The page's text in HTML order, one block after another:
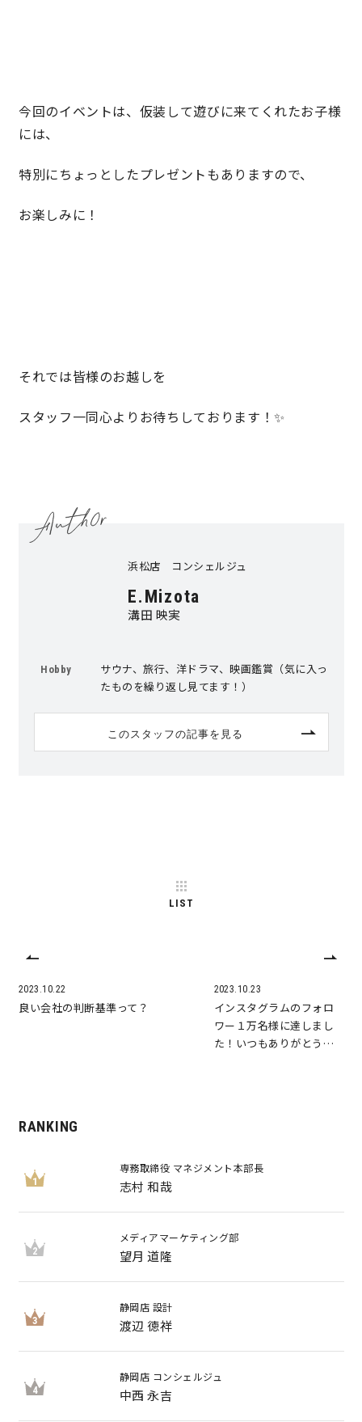
今回のイベントは、仮装して遊びに来てくれたお子様
には、
特別にちょっとしたプレゼントもありますので、
お楽しみに！
それでは皆様のお越しを
スタッフ一同心よりお待ちしております！✨
浜松店 コンシェルジュ
E.Mizota
溝田 映実
Hobby
サウナ、旅行、洋ドラマ、映画鑑賞（気に入っ
たものを繰り返し見てます！）
このスタッフの記事を見る
2023.10.22
良い会社の判断基準って？
LIST
2023.10.23
インスタグラムのフォロ
ワー１万名様に達しまし
た！いつもありがとう…
RANKING
1
専務取締役 マネジメント本部長
志村 和哉
2
メディアマーケティング部
望月 道隆
3
静岡店 設計
渡辺 徳祥
4
静岡店 コンシェルジュ
中西 永吉